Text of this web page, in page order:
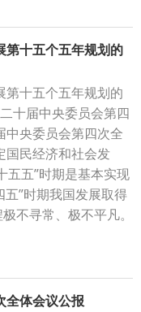
第十五个五年规划的
第十五个五年规划的
十届中央委员会第四
中央委员会第四次全
国民经济和社会发
五五”时期是基本实现
”时期我国发展取得
不寻常、极不平凡。
全体会议公报